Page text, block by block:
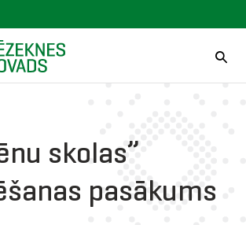
skolas”
pasākums